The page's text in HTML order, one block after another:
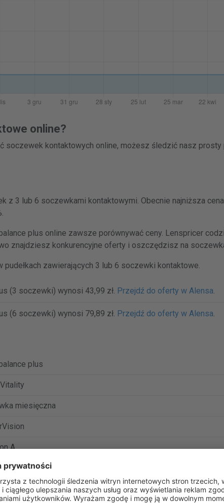
online?
soczewek kontaktowych online, możesz śledzić nasz prosty
z 3 lub 6 soczewkami kontaktowymi. Obecnie najniższa
plus online zawsze porównywać ceny. Lenspricer
znajdziesz konkurencyjne oferty i oszczędzisz na
zawierających 3 lub 6 soczewki kontaktowe.
(3 soczewki) wynosi 43,99 zł. Przejdź do oferty w Alensa.
(6 soczewki) wynosi 79,89 zł. Przejdź do oferty w Alensa.
plus
miesięczna
A
t